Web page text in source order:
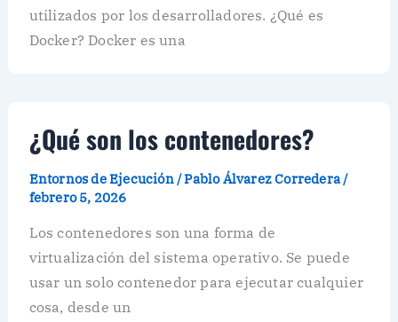
utilizados por los desarrolladores. ¿Qué es
Docker? Docker es una
¿Qué son los contenedores?
Entornos de Ejecución/Pablo Álvarez Corredera/
febrero 5, 2026
Los contenedores son una forma de
virtualización del sistema operativo. Se puede
usar un solo contenedor para ejecutar cualquier
cosa, desde un